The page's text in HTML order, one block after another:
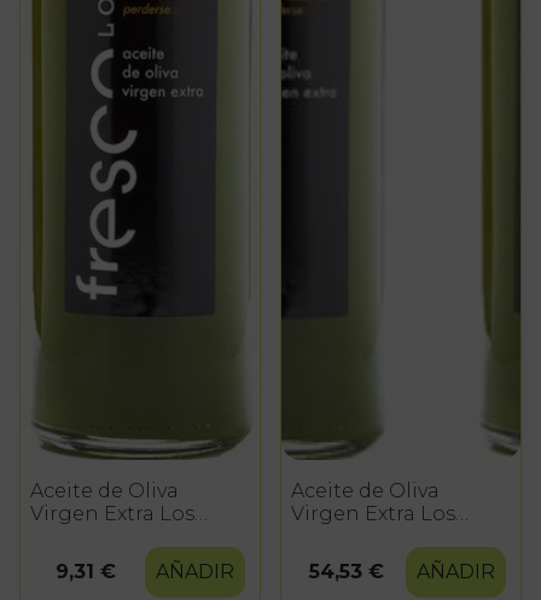
Aceite de Oliva
Virgen Extra Los
9,31 €
AÑADIR
Aceite de Oliva
Virgen Extra Los
54,53 €
AÑADIR